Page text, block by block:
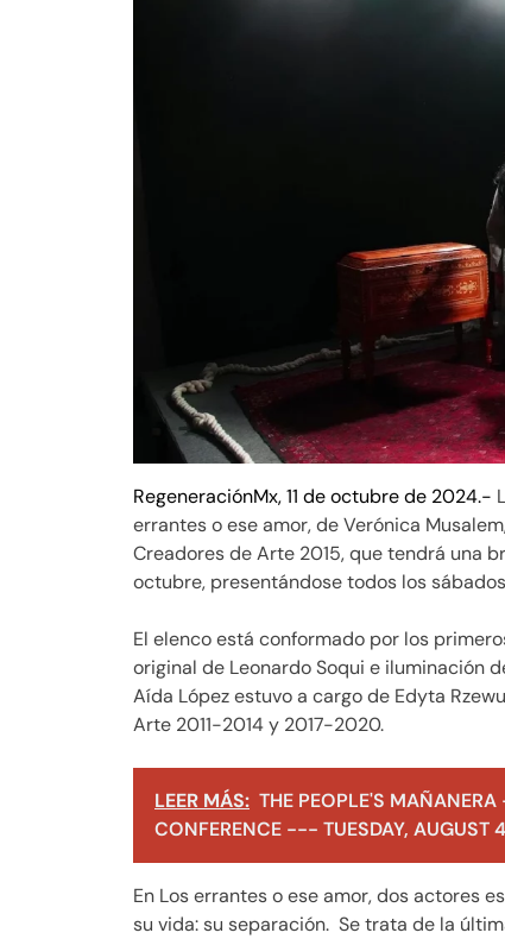
RegeneraciónMx, 11 de octubre de 2024.-
errantes o ese amor, de Verónica
Creadores de Arte 2015, que tendrá una
octubre, presentándose todos los
El elenco está conformado por los
original de Leonardo Soqui e iluminación
Aída López estuvo a cargo de Edyta
Arte 2011-2014 y 2017-2020.
LEER MÁS: THE PEOPLE'S
CONFERENCE --- TUESDAY, AUGUST
En Los errantes o ese amor, dos actores
su vida: su separación. Se trata de la